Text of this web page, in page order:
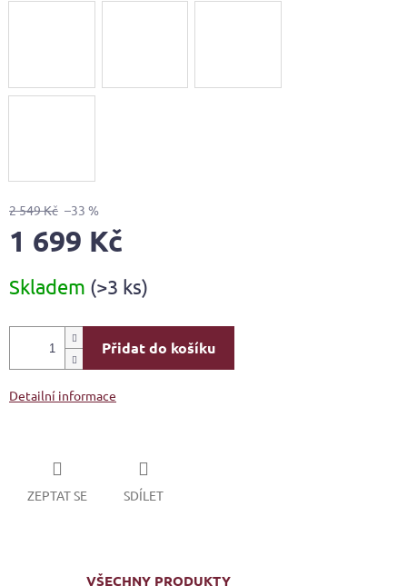
2 549 Kč –33 %
1 699 Kč
cena:
Skladem (>3 ks)
Přidat do košíku
Detailní informace
ZEPTAT SE SDÍLET
VŠECHNY PRODUKTY